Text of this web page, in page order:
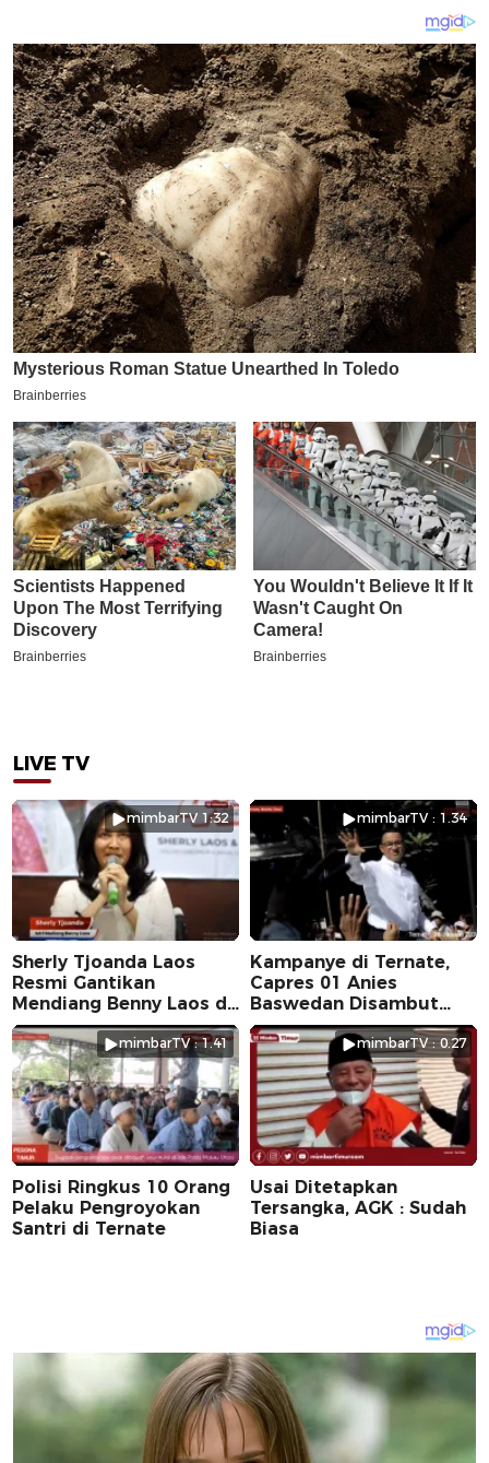
LIVE TV
mimbarTV 1:32
Sherly Tjoanda Laos
Resmi Gantikan
Mendiang Benny Laos di
Pilkada 2024
mimbarTV : 1.34
Kampanye di Ternate,
Capres 01 Anies
Baswedan Disambut
Ribuan Warga
mimbarTV : 1.41
Polisi Ringkus 10 Orang
Pelaku Pengroyokan
Santri di Ternate
mimbarTV : 0.27
Usai Ditetapkan
Tersangka, AGK : Sudah
Biasa